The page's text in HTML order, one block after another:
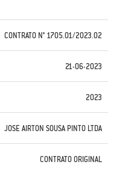
CONTRATO N° 1705.01/2023.02
21-06-2023
2023
JOSE AIRTON SOUSA PINTO LTDA
CONTRATO ORIGINAL